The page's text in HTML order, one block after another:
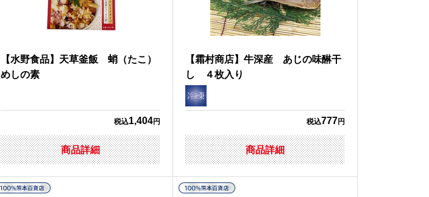
【水野食品】天草釜飯 蛸（たこ）
めしの素
税込1,404円
商品詳細
【霜村商店】牛深産 あじの味醂干
し ４枚入り
税込777円
商品詳細